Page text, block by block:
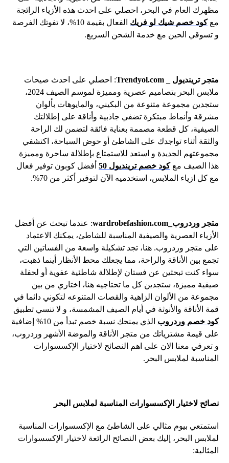
مظهرك العام في البحر، احصلي على احدث هذه الأزياء الرائجة
معكود خصم شيك لو فريك
الفعال بقيمة 10%، لا تفوتك الفرصة
و تسوقي الحين مع خدمة الشحن السريع.
متجر ترينديول _ Trendyol.com
: احصلي على احدث صيحات
ملابس البحر بتصاميم عصرية ومميزة لموسم الصيف 2024،
ستجدين مجموعة متنوعة من البكيني، والمايوهات بألوان
مشرقة وأنماط مبتكرة تضفي جاذبية وأناقة على إطلالتك
الصيفية، كل قطعة مصممة بعناية فائقة لتضمن لك الراحة
والثقة أثناء تواجدك على الشاطئ أو حوض السباحة، اكتشفي
مجموعتهم الجديدة و استعد للاستمتاع بإطلالة ساحرة ومميزة
هذا الصيف معكود خصم ترينديول 50
أفضل كوبون توفير فعال
مع كل ازياء الملابس، استخدميه الآن لتوفير أكثر من 70%.
متجر وردروب_wardrobefashion.com
: عندما تبحث عن أفضل
الأزياء العصرية والصيفية المناسبة للشاطئ، يمكنك الاعتماد
على متجر وردروب. هنا، تجد تشكيلة واسعة من الفساتين التي
تجمع بين الأناقة والراحة، مما يجعلك محط الأنظار أينما ذهبت،
سواء كنت تبحثين عن فستان لإطلالة شاطئية عفوية أو لحفلة
صيفية مميزة، ستجدين كل ما تحتاجيه هنا، اختاري من بين
مجموعة من الألوان الزاهية والقصات المتنوعه لتكوني دائما في
قمة الأناقة والأنوثة في أيام الصيف المشمسة، و لا تنسي تطبيق
كود خصم وردروب
الذي يمنحك نسبة خصم تبدأ من 10% إضافية
على قيمة مشترياتك من متجر الأناقة والموضة الأشهر وردروب،
و تعرفي معنا الان على اهم النصائح لاختيار الإكسسوارات
المناسبة لملابس البحر.
نصائح لاختيار الإكسسوارات المناسبة لملابس البحر
استمتعي بيوم مثالي على الشاطئ مع الإكسسوارات المناسبة
لملابس البحر، إليك بعض النصائح الرائعة لاختيار الإكسسوارات
المثالية: